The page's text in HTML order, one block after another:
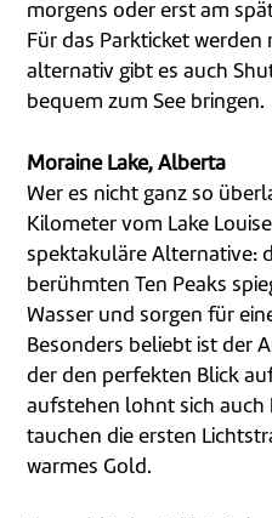
morgens oder erst am
Für das Parkticket werden
alternativ gibt es auch
bequem zum See bringen.
Moraine Lake, Alberta
Wer es nicht ganz so
Kilometer vom Lake
spektakuläre Alternative:
berühmten Ten Peaks
Wasser und sorgen für
Besonders beliebt ist der
der den perfekten Blick
aufstehen lohnt sich auch
tauchen die ersten
warmes Gold.